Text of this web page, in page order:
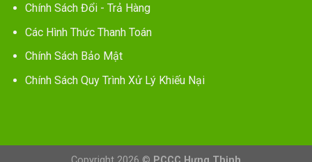
Chính Sách Đổi - Trả Hàng
Các Hình Thức Thanh Toán
Chính Sách Bảo Mật
Chính Sách Quy Trình Xử Lý Khiếu Nại